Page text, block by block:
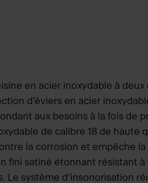
en acier inoxydable à
d’éviers en acier
aux besoins à la fois de
de calibre 18 de
la corrosion et empêche
fini satiné étonnant résistant
Le système d’insonorisation